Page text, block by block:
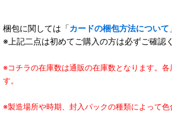
梱包に関しては「カードの梱包方法について
※上記二点は初めてご購入の方は必ずご確認
※コチラの在庫数は通販の在庫数となります。各
す。
※製造場所や時期、封入パックの種類によって